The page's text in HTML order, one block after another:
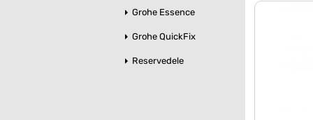
Grohe Essence
Grohe QuickFix
Reservedele